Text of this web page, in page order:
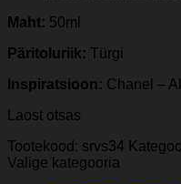
Maht: 50ml
Päritoluriik: Türgi
Inspiratsioon: Chanel –
Laost otsas
Tootekood: srvs34
Valige kategooria